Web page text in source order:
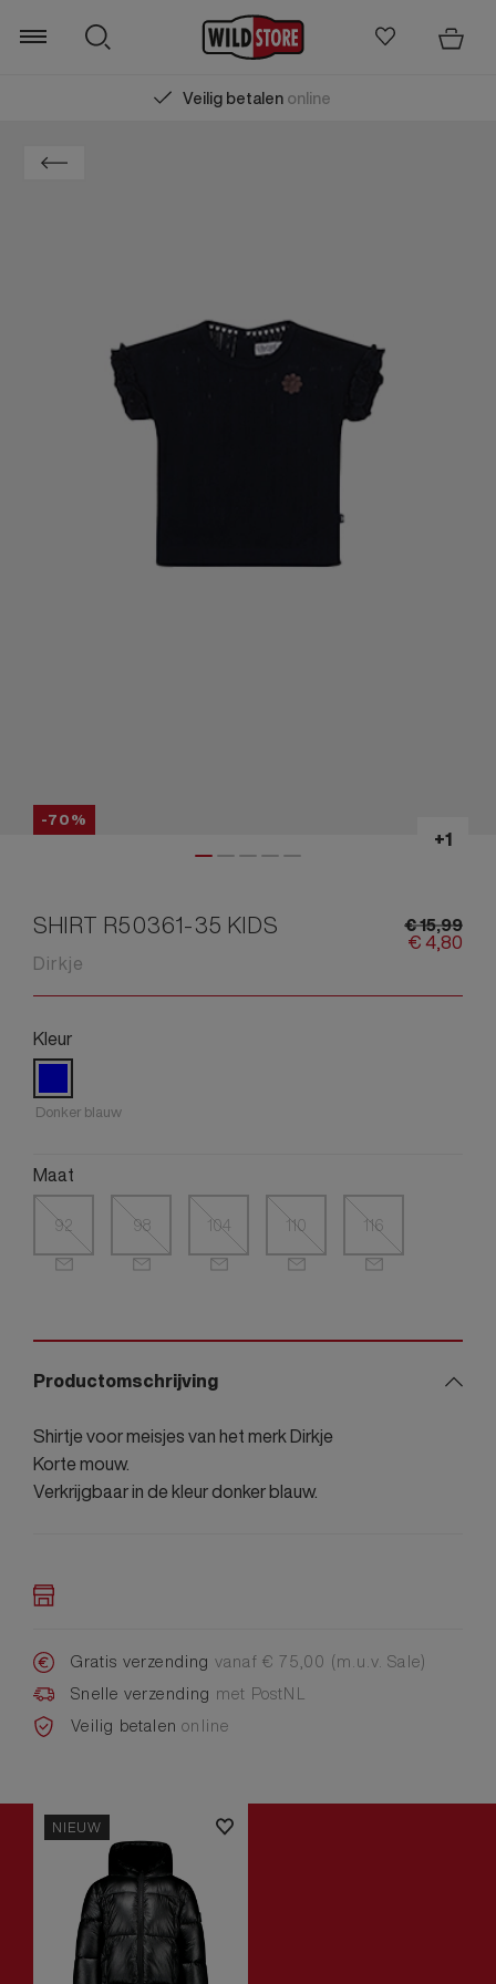
Veilig betalenonline
Zoeken
-70%
SHIRT R50361-35 KIDS
Dirkje
€15,99
€4,80
Kleur
Donker blauw
Maat
92 98 104 110 116
Productomschrijving
Shirtje voor meisjes van het merk Dirkje
Korte mouw.
Verkrijgbaar in de kleur donker blauw.
Gratis verzending vanaf € 75,00 (m.u.v. Sale)
Snelle verzending met PostNL
Veilig betalenonline
NIEUW